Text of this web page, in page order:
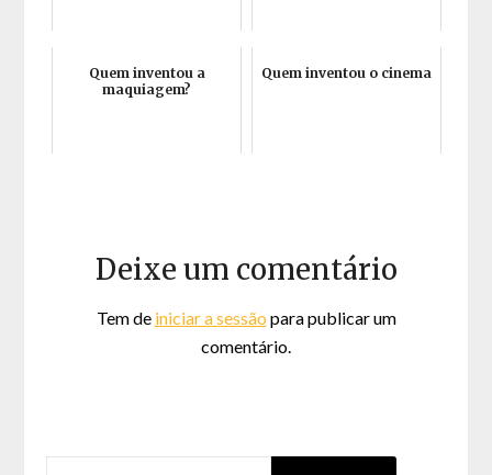
Quem inventou a
maquiagem?
Quem inventou o cinema
Deixe um comentário
Tem de iniciar a sessão para publicar um
comentário.